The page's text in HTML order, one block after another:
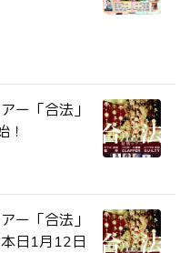
ー「合法」
！
ー「合法」
日1月12日